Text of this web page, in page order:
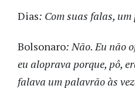
Dias: Com suas falas,
Bolsonaro: Não. Eu não
eu aloprava porque, pô,
falava um palavrão às